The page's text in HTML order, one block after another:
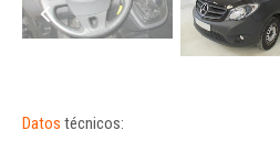
Datos técnicos: